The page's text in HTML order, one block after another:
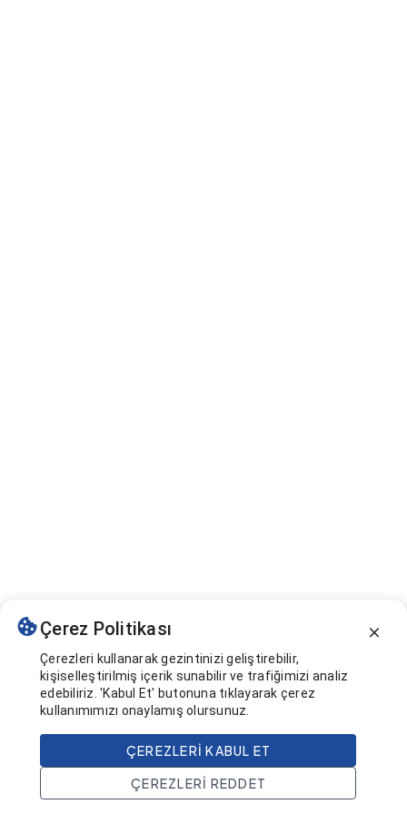
Çerez Politikası
Çerezleri kullanarak gezintinizi geliştirebilir,
kişiselleştirilmiş içerik sunabilir ve trafiğimizi analiz
edebiliriz. 'Kabul Et' butonuna tıklayarak çerez
kullanımımızı onaylamış olursunuz.
ÇEREZLERI KABUL ET
ÇEREZLERI REDDET